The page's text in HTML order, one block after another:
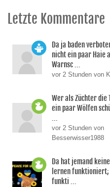
Letzte Kommentare
Da ja baden
nicht ein paar Haie
Warnsc ...
vor 2 Stunden von
Wer als Züchter die
ein paar Wölfen
...
vor 2 Stunden von
Besserwisser1988
Da hat jemand
lernen funktioniert;
funkti ...